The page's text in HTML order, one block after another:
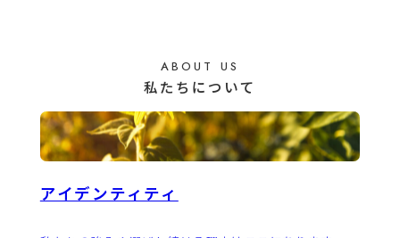
ABOUT US
私たちについて
アイデンティティ